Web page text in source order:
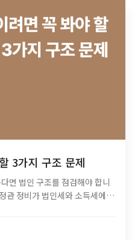
3가지 구조 문제
면 법인 구조를 점검해야 합니
관 정비가 법인세와 소득세에 미